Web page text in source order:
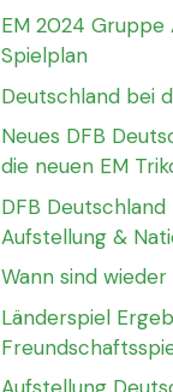
EM 2024 Gruppe
Spielplan
Deutschland bei
Neues DFB
die neuen EM
DFB Deutschland
Aufstellung &
Wann sind
Länderspiel